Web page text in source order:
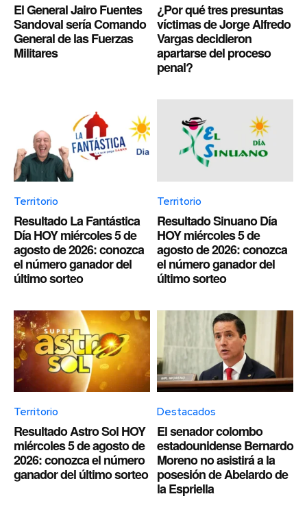
El General Jairo Fuentes
Sandoval sería Comando
General de las Fuerzas
Militares
¿Por qué tres presuntas
víctimas de Jorge Alfredo
Vargas decidieron
apartarse del proceso
penal?
Territorio
Resultado La Fantástica
Día HOY miércoles 5 de
agosto de 2026: conozca
el número ganador del
último sorteo
Territorio
Resultado Sinuano Día
HOY miércoles 5 de
agosto de 2026: conozca
el número ganador del
último sorteo
Territorio
Resultado Astro Sol HOY
miércoles 5 de agosto de
2026: conozca el número
ganador del último sorteo
Destacados
El senador colombo
estadounidense Bernardo
Moreno no asistirá a la
posesión de Abelardo de
la Espriella